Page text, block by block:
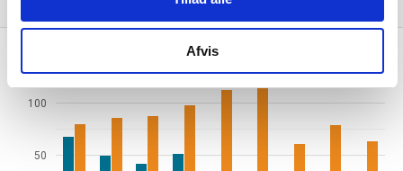
Afvis
Nye og ophørte virksomheder pr. år
50
100